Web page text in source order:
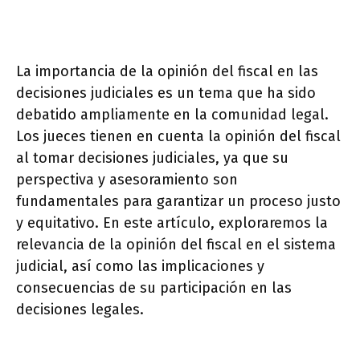
La importancia de la opinión del fiscal en las
decisiones judiciales es un tema que ha sido
debatido ampliamente en la comunidad legal.
Los jueces tienen en cuenta la opinión del fiscal
al tomar decisiones judiciales, ya que su
perspectiva y asesoramiento son
fundamentales para garantizar un proceso justo
y equitativo. En este artículo, exploraremos la
relevancia de la opinión del fiscal en el sistema
judicial, así como las implicaciones y
consecuencias de su participación en las
decisiones legales.